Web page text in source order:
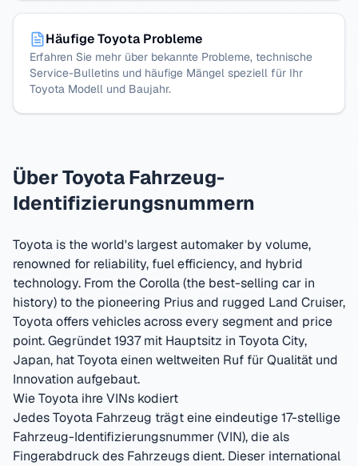
Häufige Toyota Probleme
Erfahren Sie mehr über bekannte Probleme, technische
Service-Bulletins und häufige Mängel speziell für Ihr
Toyota Modell und Baujahr.
ÜberToyotaFahrzeug-
Identifizierungsnummern
Toyota is the world's largest automaker by volume,
renowned for reliability, fuel efficiency, and hybrid
technology. From the Corolla (the best-selling car in
history) to the pioneering Prius and rugged Land Cruiser,
Toyota offers vehicles across every segment and price
point.Gegründet1937mit Hauptsitz in Toyota City,
Japan, hatToyotaeinen weltweiten Ruf für Qualität und
Innovation aufgebaut.
WieToyota ihre VINs kodiert
JedesToyota Fahrzeug trägt eine eindeutige 17-stellige
Fahrzeug-Identifizierungsnummer (VIN), die als
Fingerabdruck des Fahrzeugs dient. Dieser international